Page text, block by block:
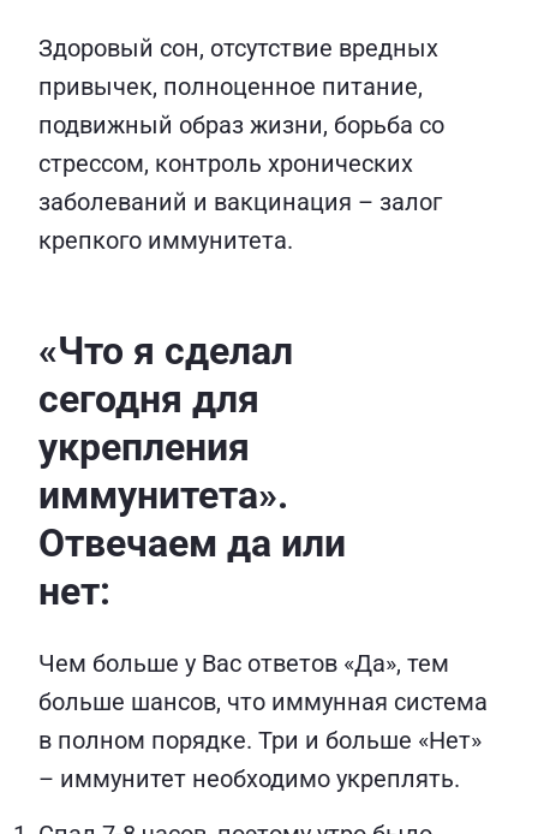
Здоровый сон, отсутствие вредных
привычек, полноценное питание,
подвижный образ жизни, борьба со
стрессом, контроль хронических
заболеваний и вакцинация – залог
крепкого иммунитета.
«Что я сделал
сегодня для
укрепления
иммунитета».
Отвечаем да или
нет:
Чем больше у Вас ответов «Да», тем
больше шансов, что иммунная система
в полном порядке. Три и больше «Нет»
– иммунитет необходимо укреплять.